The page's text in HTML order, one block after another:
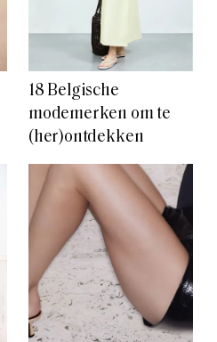
18 Belgische
modemerken om te
(her)ontdekken